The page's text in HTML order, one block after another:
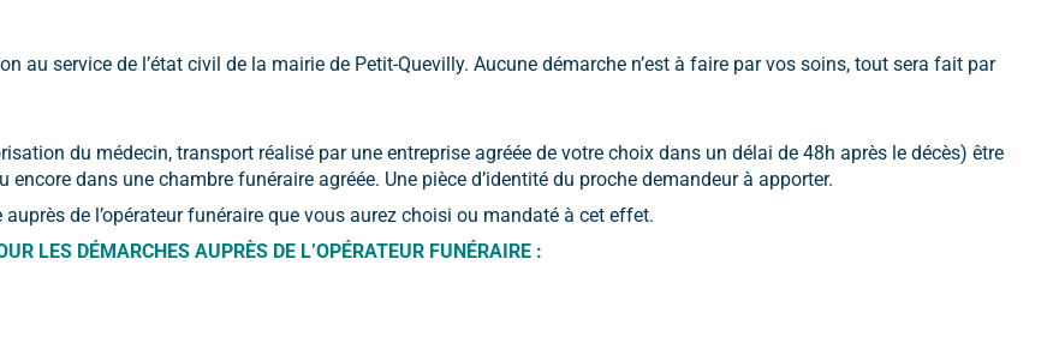
au service de l’état civil de la mairie de Petit-Quevilly. Aucune démarche n’est à faire par vos soins, tout sera fait par
du médecin, transport réalisé par une entreprise agréée de votre choix dans un délai de 48h après le décès) être
dans une chambre funéraire agréée. Une pièce d’identité du proche demandeur à apporter.
de l’opérateur funéraire que vous aurez choisi ou mandaté à cet effet.
LES DÉMARCHES AUPRÈS DE L’OPÉRATEUR FUNÉRAIRE :